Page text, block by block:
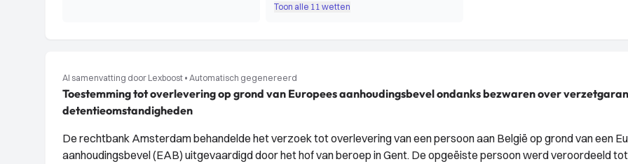
Toon alle 11 wetten
AI samenvatting door Lexboost • Automatisch gegenereerd
Toestemming tot overlevering op grond van Europees aanhoudingsbevel ondanks bezwaren over
detentieomstandigheden
De rechtbank Amsterdam behandelde het verzoek tot overlevering van een persoon aan België op grond van een
aanhoudingsbevel (EAB) uitgevaardigd door het hof van beroep in Gent. De opgeëiste persoon werd veroordeeld